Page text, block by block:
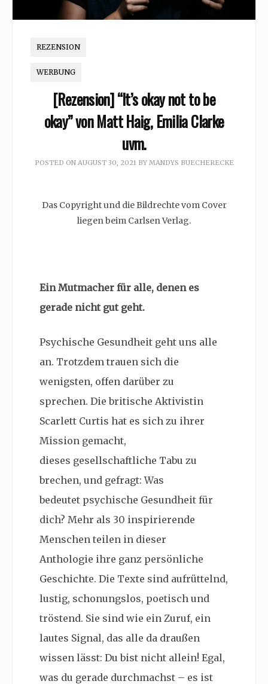
REZENSION
WERBUNG
[Rezension] “It’s okay not to be
okay” von Matt Haig, Emilia Clarke
uvm.
POSTED ON AUGUST 30, 2021 BY MANDYS BUECHERECKE
Das Copyright und die Bildrechte vom Cover
liegen beim Carlsen Verlag.
Ein Mutmacher für alle, denen es
gerade nicht gut geht.
Psychische Gesundheit geht uns alle
an. Trotzdem trauen sich die
wenigsten, offen darüber zu
sprechen. Die britische Aktivistin
Scarlett Curtis hat es sich zu ihrer
Mission gemacht,
dieses gesellschaftliche Tabu zu
brechen, und gefragt: Was
bedeutet psychische Gesundheit für
dich? Mehr als 30 inspirierende
Menschen teilen in dieser
Anthologie ihre ganz persönliche
Geschichte. Die Texte sind aufrüttelnd,
lustig, schonungslos, poetisch und
tröstend. Sie sind wie ein Zuruf, ein
lautes Signal, das alle da draußen
wissen lässt: Du bist nicht allein! Egal,
was du gerade durchmachst – es ist